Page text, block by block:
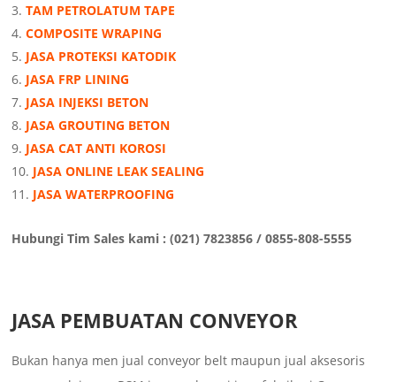
TAM PETROLATUM TAPE
COMPOSITE WRAPING
JASA PROTEKSI KATODIK
JASA FRP LINING
JASA INJEKSI BETON
JASA GROUTING BETON
JASA CAT ANTI KOROSI
JASA ONLINE LEAK SEALING
JASA WATERPROOFING
Hubungi Tim Sales kami : (021) 7823856 / 0855-808-5555
JASA PEMBUATAN CONVEYOR
Bukan hanya men jual conveyor belt maupun jual aksesoris